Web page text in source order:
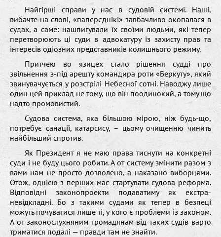
Найгірші справи у нас в судовій системі. Наші,
вибачте на слові, «папєрєднікі» завбачливо окопалася в
судах, а саме: нашпигували їх своїми людьми, які тепер
перетворюють ці суди в адвокатуру із захисту прав та
інтересів одіозних представників колишнього режиму.
Притчею во язицех стало рішення судді про
звільнення з-під арешту командира роти «Беркуту», який
звинувачується у розстрілі Небесної сотні. Наводжу лише
один цей приклад не тому, що він поодинокий, а тому що
надто промовистий.
Судова система, яка більшою мірою, ніж будь-що,
потребує санації, катарсису, – цьому очищенню чинить
найбільший спротив.
Як Президент я не маю права тиснути на конкретні
суди і не буду цього робити. А от систему змінити разом з
вами нам не просто дозволено, а наказано виборцями.
Отож, однією з перших має стартувати судова реформа.
Відповідні законопроекти подаватиму як екстра-
невідкладні. Бо з такими судами як тепер в безпеці
можуть почуватися лише ті, у кого є проблеми із законом.
А от законослухняним громадянам від таких судів варто
триматися подалі — правди там не знайти.